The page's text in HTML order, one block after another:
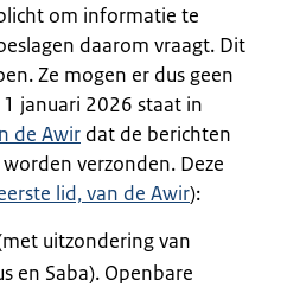
om informatie te
daarom vraagt. Dit
Ze mogen er dus geen
januari 2026 staat in
de Awir dat de berichten
verzonden. Deze
lid, van de Awir):
uitzondering van
en Saba). Openbare